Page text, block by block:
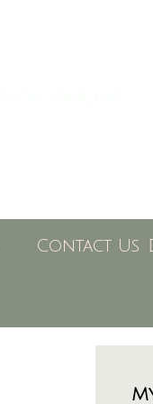
Contact Us